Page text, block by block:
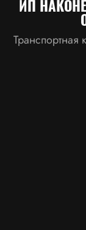
ИП
Транспортная